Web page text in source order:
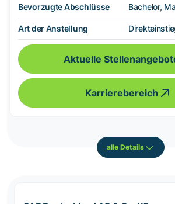
Bevorzugte Abschlüsse Bachelor,
Art der Anstellung
Aktuelle
Karrierebereich
alle Details